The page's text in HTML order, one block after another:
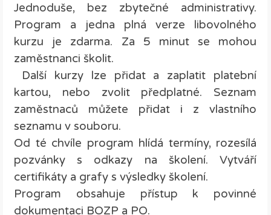
Jednoduše, bez zbytečné administrativy.
Program a jedna plná verze libovolného
kurzu je zdarma. Za 5 minut se mohou
zaměstnanci školit.
Další kurzy lze přidat a zaplatit platební
kartou, nebo zvolit předplatné. Seznam
zaměstnaců můžete přidat i z vlastního
seznamu v souboru.
Od té chvíle program hlídá termíny, rozesílá
pozvánky s odkazy na školení. Vytváří
certifikáty a grafy s výsledky školení.
Program obsahuje přístup k povinné
dokumentaci BOZP a PO.